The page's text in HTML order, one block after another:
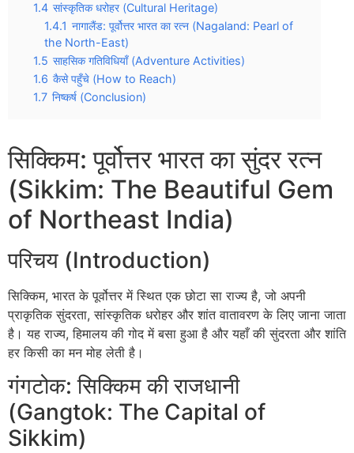
1.4 सांस्कृतिक धरोहर (Cultural Heritage)
1.4.1 नागालैंड: पूर्वोत्तर भारत का रत्न (Nagaland: Pearl of
the North-East)
1.5 साहसिक गतिविधियाँ (Adventure Activities)
1.6 कैसे पहुँचे (How to Reach)
1.7 निष्कर्ष (Conclusion)
सिक्किम: पूर्वोत्तर भारत का सुंदर रत्न
(Sikkim: The Beautiful Gem
of Northeast India)
परिचय (Introduction)
सिक्किम, भारत के पूर्वोत्तर में स्थित एक छोटा सा राज्य है, जो अपनी
प्राकृतिक सुंदरता, सांस्कृतिक धरोहर और शांत वातावरण के लिए जाना जाता
है। यह राज्य, हिमालय की गोद में बसा हुआ है और यहाँ की सुंदरता और शांति
हर किसी का मन मोह लेती है।
गंगटोक: सिक्किम की राजधानी
(Gangtok: The Capital of
Sikkim)